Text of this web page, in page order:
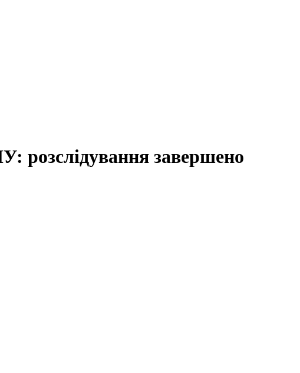
розслідування завершено